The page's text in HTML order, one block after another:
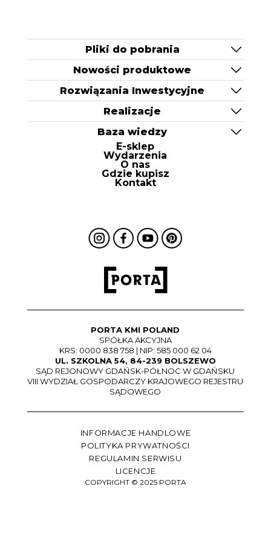
Pliki do pobrania
Nowości produktowe
Rozwiązania Inwestycyjne
Realizacje
Baza wiedzy
E-sklep
Wydarzenia
O nas
Gdzie kupisz
Kontakt
PORTA KMI POLAND
SPÓŁKA AKCYJNA
KRS: 0000 838 758 | NIP: 585 000 62 04
UL. SZKOLNA 54, 84-239 BOLSZEWO
SĄD REJONOWY GDAŃSK-PÓŁNOC W GDAŃSKU
VIII WYDZIAŁ GOSPODARCZY KRAJOWEGO REJESTRU
SĄDOWEGO
INFORMACJE HANDLOWE
POLITYKA PRYWATNOŚCI
REGULAMIN SERWISU
LICENCJE
COPYRIGHT © 2025 PORTA